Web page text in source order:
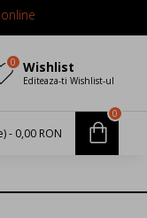
Wishlist
Editeaza-ti Wishlist-ul
0
- 0,00 RON
0